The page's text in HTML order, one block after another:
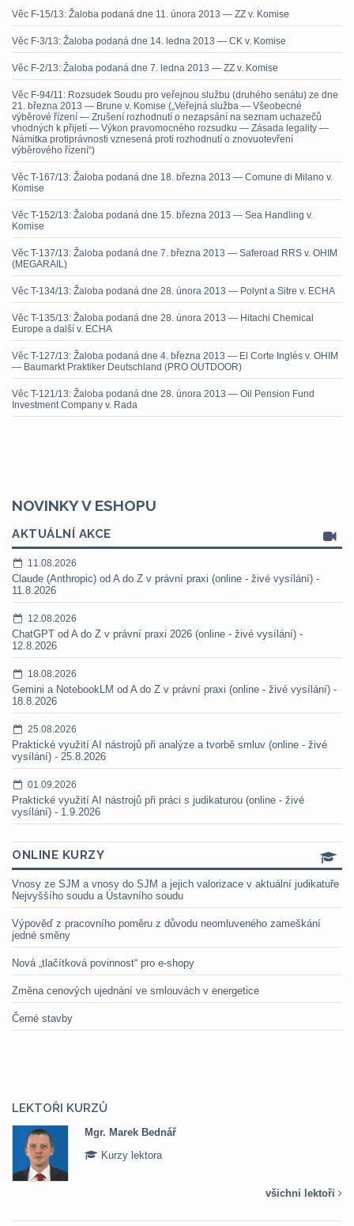
Věc F-15/13: Žaloba podaná dne 11. února 2013 — ZZ v. Komise
Věc F-3/13: Žaloba podaná dne 14. ledna 2013 — CK v. Komise
Věc F-2/13: Žaloba podaná dne 7. ledna 2013 — ZZ v. Komise
Věc F-94/11: Rozsudek Soudu pro veřejnou službu (druhého senátu) ze dne
21. března 2013 — Brune v. Komise („Veřejná služba — Všeobecné
výběrové řízení — Zrušení rozhodnutí o nezapsání na seznam uchazečů
vhodných k přijetí — Výkon pravomocného rozsudku — Zásada legality —
Námitka protiprávnosti vznesená proti rozhodnutí o znovuotevření
výběrového řízení“)
Věc T-167/13: Žaloba podaná dne 18. března 2013 — Comune di Milano v.
Komise
Věc T-152/13: Žaloba podaná dne 15. března 2013 — Sea Handling v.
Komise
Věc T-137/13: Žaloba podaná dne 7. března 2013 — Saferoad RRS v. OHIM
(MEGARAIL)
Věc T-134/13: Žaloba podaná dne 28. února 2013 — Polynt a Sitre v. ECHA
Věc T-135/13: Žaloba podaná dne 28. února 2013 — Hitachi Chemical
Europe a další v. ECHA
Věc T-127/13: Žaloba podaná dne 4. března 2013 — El Corte Inglés v. OHIM
— Baumarkt Praktiker Deutschland (PRO OUTDOOR)
Věc T-121/13: Žaloba podaná dne 28. února 2013 — Oil Pension Fund
Investment Company v. Rada
NOVINKY V ESHOPU
AKTUÁLNÍ AKCE
11.08.2026
Claude (Anthropic) od A do Z v právní praxi (online - živé vysílání) -
11.8.2026
12.08.2026
ChatGPT od A do Z v právní praxi 2026 (online - živé vysílání) -
12.8.2026
18.08.2026
Gemini a NotebookLM od A do Z v právní praxi (online - živé vysílání) -
18.8.2026
25.08.2026
Praktické využití AI nástrojů při analýze a tvorbě smluv (online - živé
vysílání) - 25.8.2026
01.09.2026
Praktické využití AI nástrojů při práci s judikaturou (online - živé
vysílání) - 1.9.2026
ONLINE KURZY
Vnosy ze SJM a vnosy do SJM a jejich valorizace v aktuální judikatuře
Nejvyššího soudu a Ústavního soudu
Výpověď z pracovního poměru z důvodu neomluveného zameškání
jedné směny
Nová „tlačítková povinnost“ pro e-shopy
Změna cenových ujednání ve smlouvách v energetice
Černé stavby
LEKTOŘI KURZŮ
Mgr. Marek Bednář
Kurzy lektora
všichni lektoři